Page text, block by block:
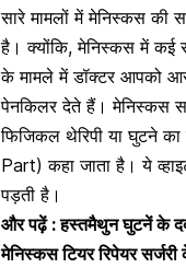
सारे मामलों में मेनिस्कस की
है। क्योंकि, मेनिस्कस में कई
के मामले में डॉक्टर आपको
पेनकिलरदेते हैं। मेनिस्कस
फिजिकल थेरिपी या घुटने
Part) कहा जाता है। ये
पड़ती है।
और पढ़ें :हस्तमैथुन घुटनें के
मेनिस्कस टियर रिपेयर